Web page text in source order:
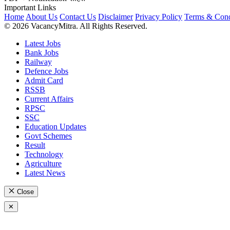
Important Links
Home About Us Contact Us Disclaimer Privacy Policy Terms &
© 2026 VacancyMitra. All Rights Reserved.
Latest Jobs
Bank Jobs
Railway
Defence Jobs
Admit Card
RSSB
Current Affairs
RPSC
SSC
Education Updates
Govt Schemes
Result
Technology
Agriculture
Latest News
Close
✕